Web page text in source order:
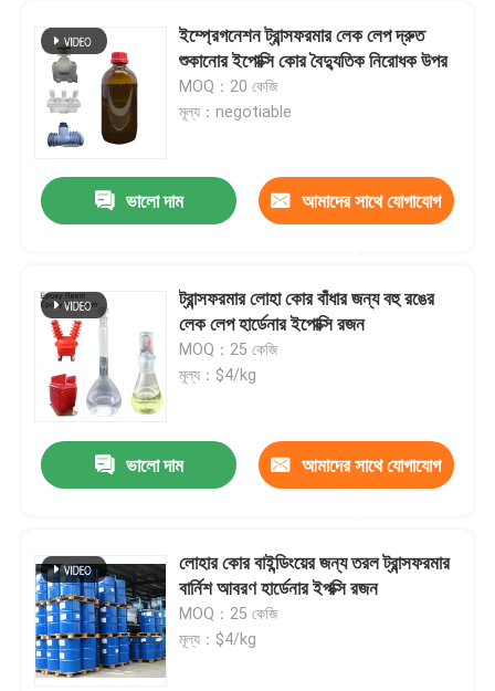
ইম্প্রেগনেশন ট্রান্সফরমার লেক লেপ দ্রুত
শুকানোর ইপোক্সি কোর বৈদ্যুতিক নিরোধক উপর
MOQ：20 কেজি
মূল্য：negotiable
ভালো দাম আমাদের সাথে যোগাযোগ
ট্রান্সফরমার লোহা কোর বাঁধার জন্য বহু রঙের
লেক লেপ হার্ডেনার ইপোক্সি রজন
MOQ：25 কেজি
মূল্য：$4/kg
ভালো দাম আমাদের সাথে যোগাযোগ
লোহার কোর বাইন্ডিংয়ের জন্য তরল ট্রান্সফরমার
বার্নিশ আবরণ হার্ডেনার ইপক্সি রজন
MOQ：25 কেজি
মূল্য：$4/kg